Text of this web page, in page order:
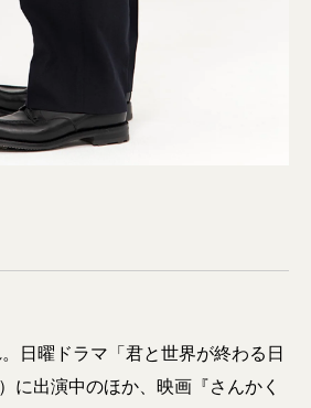
日曜ドラマ「君と世界が終わる日
に出演中のほか、映画『さんかく